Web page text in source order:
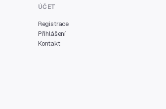
ÚČET
Registrace
Přihlášení
Kontakt